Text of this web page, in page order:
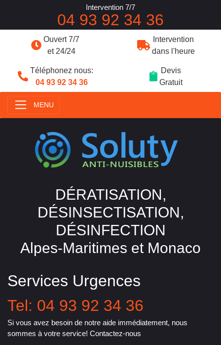
Ouvert 7/7
et 24/24
Intervention
dans l'heure
Téléphonez nous:
04 93 92 34 36
Devis
Gratuit
MENU
DÉRATISATION,
DÉSINSECTISATION,
DÉSINFECTION
Alpes-Maritimes et Monaco
Services Urgences
Tel: 04 93 92 34 36
Si vous avez besoin de notre aide immédiatement, nous
sommes à votre service! Contactez-nous
Intervention 7/7
04 93 92 34 36